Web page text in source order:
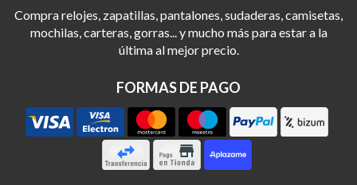
Compra relojes, zapatillas, pantalones, sudaderas, camisetas,
mochilas, carteras, gorras... y mucho más para estar a la
última al mejor precio.
FORMAS DE PAGO